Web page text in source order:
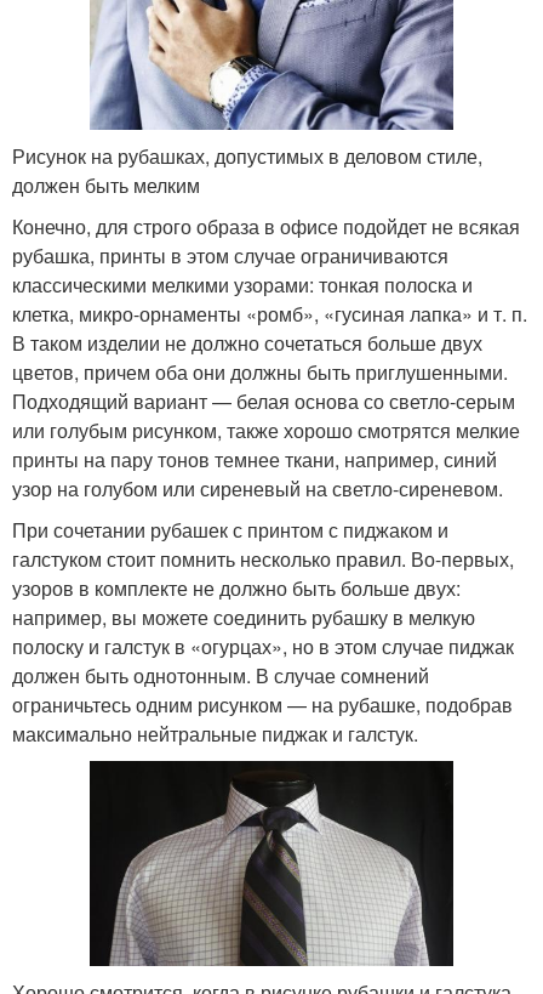
Рисунок на рубашках, допустимых в деловом стиле,
должен быть мелким
Конечно, для строго образа в офисе подойдет не всякая
рубашка, принты в этом случае ограничиваются
классическими мелкими узорами: тонкая полоска и
клетка, микро-орнаменты «ромб», «гусиная лапка» и т. п.
В таком изделии не должно сочетаться больше двух
цветов, причем оба они должны быть приглушенными.
Подходящий вариант — белая основа со светло-серым
или голубым рисунком, также хорошо смотрятся мелкие
принты на пару тонов темнее ткани, например, синий
узор на голубом или сиреневый на светло-сиреневом.
При сочетании рубашек с принтом с пиджаком и
галстуком стоит помнить несколько правил. Во-первых,
узоров в комплекте не должно быть больше двух:
например, вы можете соединить рубашку в мелкую
полоску и галстук в «огурцах», но в этом случае пиджак
должен быть однотонным. В случае сомнений
ограничьтесь одним рисунком — на рубашке, подобрав
максимально нейтральные пиджак и галстук.